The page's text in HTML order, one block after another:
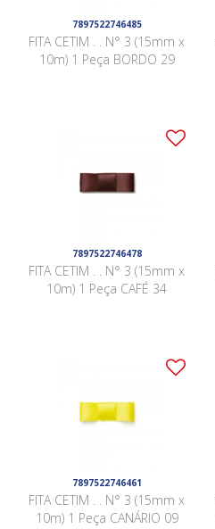
7897522746485
FITA CETIM . . N° 3 (15mm x
10m) 1 Peça BORDO 29
7897522746478
FITA CETIM . . N° 3 (15mm x
10m) 1 Peça CAFÉ 34
7897522746461
FITA CETIM . . N° 3 (15mm x
10m) 1 Peça CANÁRIO 09